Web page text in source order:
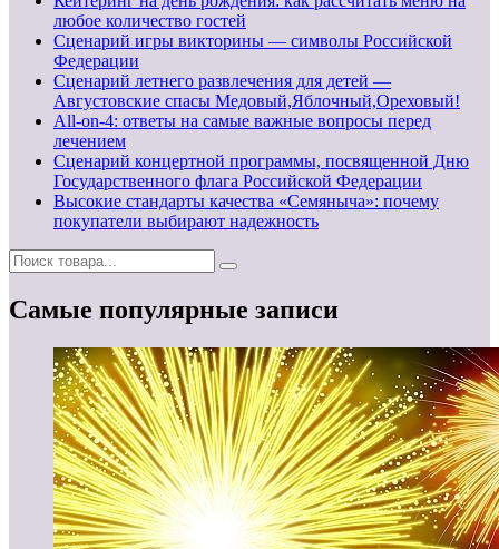
любое количество гостей
Сценарий игры викторины — символы Российской
Федерации
Сценарий летнего развлечения для детей —
Августовские спасы Медовый,Яблочный,Ореховый!
All-on-4: ответы на самые важные вопросы перед
лечением
Сценарий концертной программы, посвященной Дню
Государственного флага Российской Федерации
Высокие стандарты качества «Семяныча»: почему
покупатели выбирают надежность
Самые популярные записи